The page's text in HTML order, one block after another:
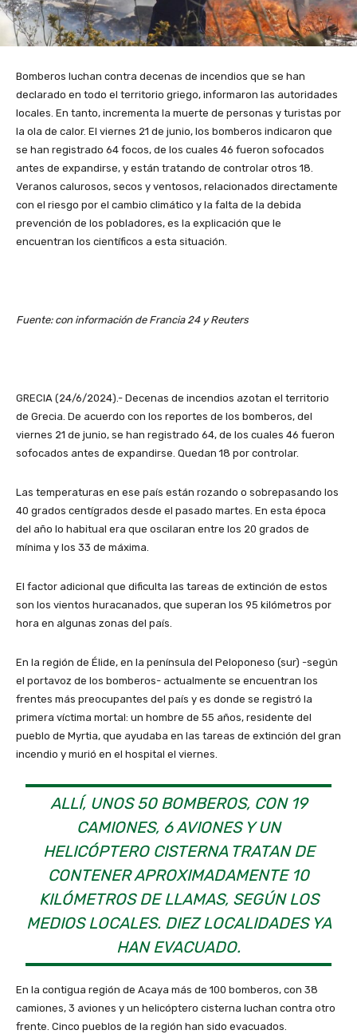
Bomberos luchan contra decenas de incendios que se han
declarado en todo el territorio griego, informaron las autoridades
locales. En tanto, incrementa la muerte de personas y turistas por
la ola de calor. El viernes 21 de junio, los bomberos indicaron que
se han registrado 64 focos, de los cuales 46 fueron sofocados
antes de expandirse, y están tratando de controlar otros 18.
Veranos calurosos, secos y ventosos, relacionados directamente
con el riesgo por el cambio climático y la falta de la debida
prevención de los pobladores, es la explicación que le
encuentran los científicos a esta situación.
Fuente: con información de Francia 24 y Reuters
GRECIA (24/6/2024).- Decenas de incendios azotan el territorio
de Grecia. De acuerdo con los reportes de los bomberos, del
viernes 21 de junio, se han registrado 64, de los cuales 46 fueron
sofocados antes de expandirse. Quedan 18 por controlar.
Las temperaturas en ese país están rozando o sobrepasando los
40 grados centígrados desde el pasado martes. En esta época
del año lo habitual era que oscilaran entre los 20 grados de
mínima y los 33 de máxima.
El factor adicional que dificulta las tareas de extinción de estos
son los vientos huracanados, que superan los 95 kilómetros por
hora en algunas zonas del país.
En la región de Élide, en la península del Peloponeso (sur) -según
el portavoz de los bomberos- actualmente se encuentran los
frentes más preocupantes del país y es donde se registró la
primera víctima mortal: un hombre de 55 años, residente del
pueblo de Myrtia, que ayudaba en las tareas de extinción del gran
incendio y murió en el hospital el viernes.
ALLÍ, UNOS 50 BOMBEROS, CON 19
CAMIONES, 6 AVIONES Y UN
HELICÓPTERO CISTERNA TRATAN DE
CONTENER APROXIMADAMENTE 10
KILÓMETROS DE LLAMAS, SEGÚN LOS
MEDIOS LOCALES. DIEZ LOCALIDADES YA
HAN EVACUADO.
En la contigua región de Acaya más de 100 bomberos, con 38
camiones, 3 aviones y un helicóptero cisterna luchan contra otro
frente. Cinco pueblos de la región han sido evacuados.